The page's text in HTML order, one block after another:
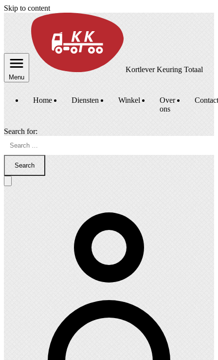
Skip to content
Menu
Kortlever Keuring Totaal
Home Diensten Winkel
Over
ons
Contact
Search for:
Search